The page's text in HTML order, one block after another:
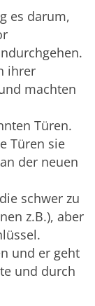
es darum,
ihrer
machten
Türen.
Türen sie
der neuen
schwer zu
z.B.), aber
und er geht
und durch